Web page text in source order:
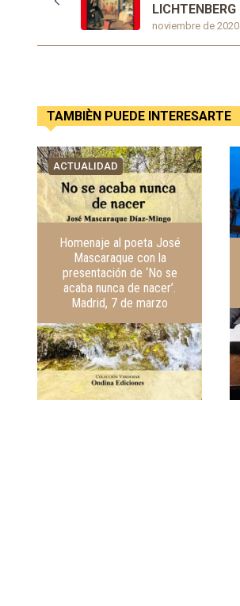
noviembre de 2020
LICHTENBERG
TAMBIÈN PUEDE INTERESARTE
ACTUALIDAD
Homenaje al poeta José
Mascaraque con la
presentación de ‘No se
acaba nunca de nacer’.
Madrid, 7 de marzo